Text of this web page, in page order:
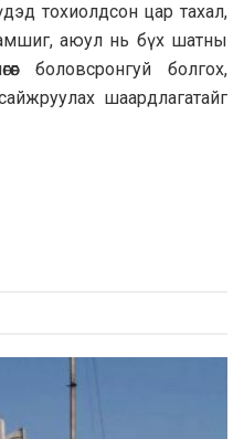
тохиолдсон цар тахал,
аюул нь бүх шатны
боловсронгуй болгох,
шаардлагатайг